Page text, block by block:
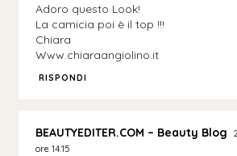
Adoro questo Look!
La camicia poi è il top !!!
Chiara
Www.chiaraangiolino.it
RISPONDI
BEAUTYEDITER.COM – Beauty Blog
ore 14:15